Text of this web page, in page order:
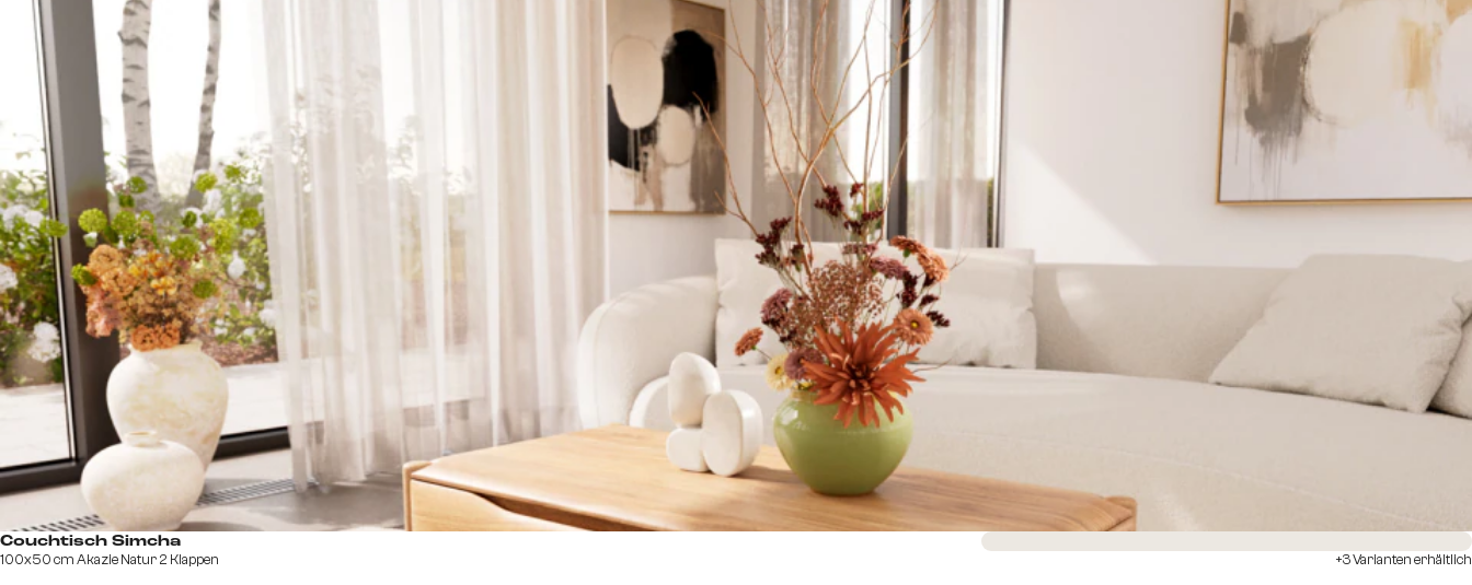
Couchtisch Simcha
100x50 cm Akazie Natur 2 Klappen
Sofort versandfertig
+3 Varianten erhältlich